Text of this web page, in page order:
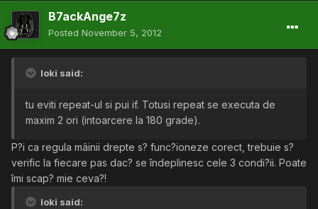
B7ackAnge7z
Posted November 5, 2012
loki said:
tu eviti repeat-ul si pui if. Totusi repeat se executa de
maxim 2 ori (intoarcere la 180 grade).
P?i ca regula mâinii drepte s? func?ioneze corect, trebuie s?
verific la fiecare pas dac? se îndeplinesc cele 3 condi?ii. Poate
îmi scap? mie ceva?!
loki said: